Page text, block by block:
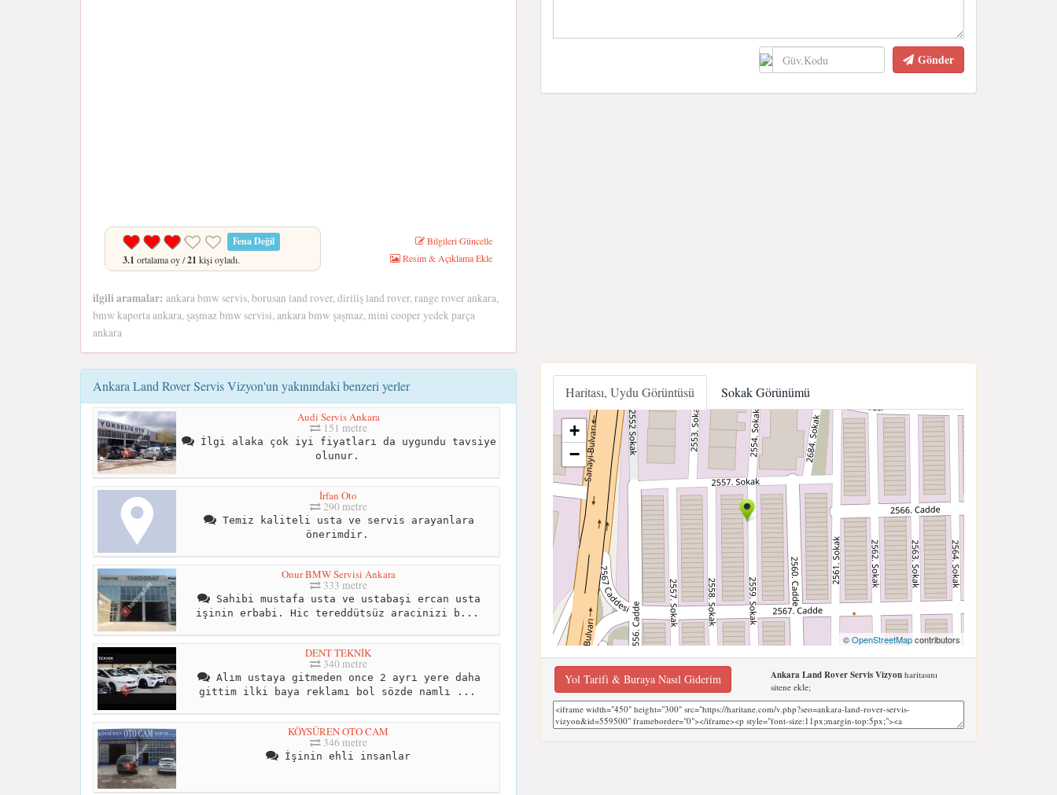
Fena Değil
3.1 ortalama oy /21 kişi oyladı.
Bilgileri Güncelle
Resim & Açıklama Ekle
ilgili aramalar: ankara bmw servis, borusan land rover, diriliş land rover, range rover ankara,
bmw kaporta ankara, şaşmaz bmw servisi, ankara bmw şaşmaz, mini cooper yedek parça
ankara
Ankara Land Rover Servis Vizyon'un yakınındaki benzeri yerler
Audi Servis Ankara
151 metre
İlgi alaka çok iyi fiyatları da uygundu tavsiye
olunur.
İrfan Oto
290 metre
Temiz kaliteli usta ve servis arayanlara
önerimdir.
Onur BMW Servisi Ankara
333 metre
Sahibi mustafa usta ve ustabaşi ercan usta
işinin erbabi. Hic tereddütsüz aracinizi b...
DENT TEKNİK
340 metre
Alım ustaya gitmeden once 2 ayrı yere daha
gittim ilki baya reklamı bol sözde namlı ...
KÖYSÜREN OTO CAM
346 metre
İşinin ehli insanlar
Gönder
Haritası, Uydu Görüntüsü Sokak Görünümü
+
−
©OpenStreetMapcontributors
Yol Tarifi & Buraya Nasıl Giderim Ankara Land Rover Servis Vizyonharitasını
sitene ekle;